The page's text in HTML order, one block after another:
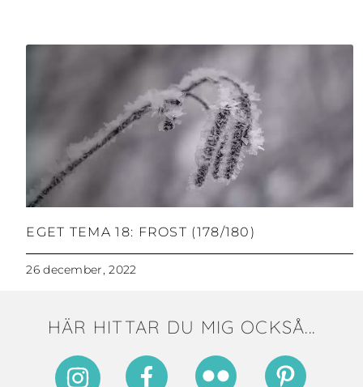
EGET TEMA 18: FROST (178/180)
26 december, 2022
HÄR HITTAR DU MIG OCKSÅ...